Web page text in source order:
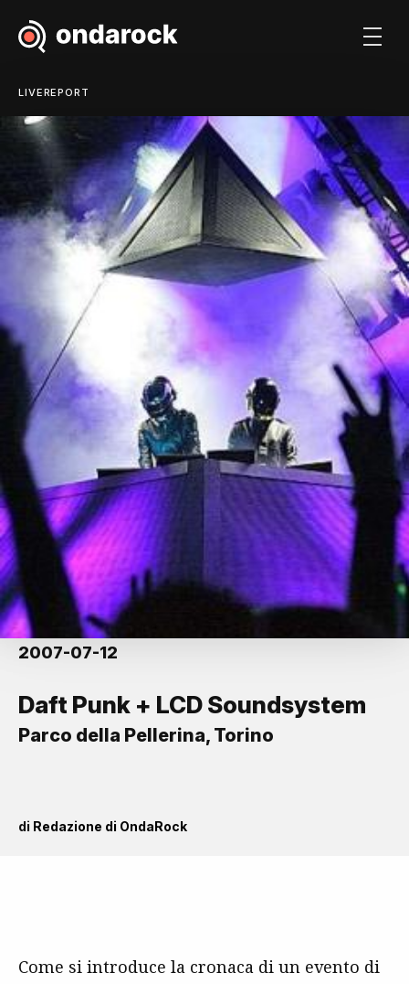
LIVEREPORT
2007-07-12
Daft Punk + LCD Soundsystem
Parco della Pellerina, Torino
di Redazione di OndaRock
Come si introduce la cronaca di un evento di